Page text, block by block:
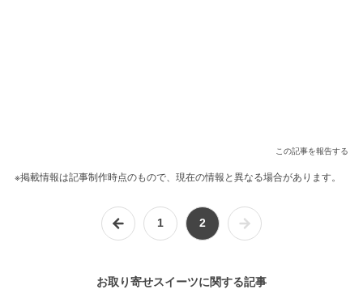
この記事を報告する
※掲載情報は記事制作時点のもので、現在の情報と異なる場合があります。
1 2
お取り寄せスイーツに関する記事